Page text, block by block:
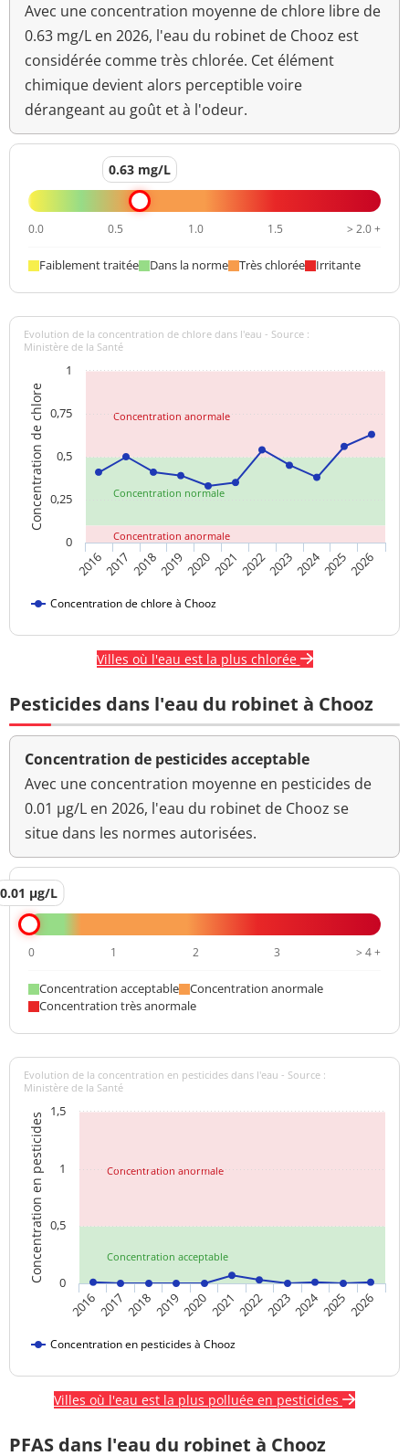
Avec une concentration moyenne de chlore libre de
0.63 mg/L en 2026, l'eau du robinet de Chooz est
considérée comme très chlorée. Cet élément
chimique devient alors perceptible voire
dérangeant au goût et à l'odeur.
0.63 mg/L
0.0 0.5 1.0 1.5 > 2.0 +
Faiblement traitée Dans la norme Très chlorée Irritante
Concentration normale
Concentration anormale
Concentration anormale
Concentration de chlore
Evolution de la concentration de chlore dans l'eau - Source :
Ministère de la Santé
Concentration de chlore à Chooz
20162017 201820192020202120222023202420252026
0
0,25
0,5
0,75
1
Villes où l'eau est la plus chlorée
Pesticides dans l'eau du robinet à Chooz
Concentration de pesticides acceptable
Avec une concentration moyenne en pesticides de
0.01 µg/L en 2026, l'eau du robinet de Chooz se
situe dans les normes autorisées.
0.01 µg/L
0 1 2 3 > 4 +
Concentration acceptable
Concentration anormale
Concentration très anormale
Concentration acceptable
Concentration anormale
Concentration en pesticides
Evolution de la concentration en pesticides dans l'eau - Source :
Ministère de la Santé
Concentration en pesticides à Chooz
20162017 201820192020202120222023202420252026
0
0,5
1
1,5
Villes où l'eau est la plus polluée en pesticides
PFAS dans l'eau du robinet à Chooz